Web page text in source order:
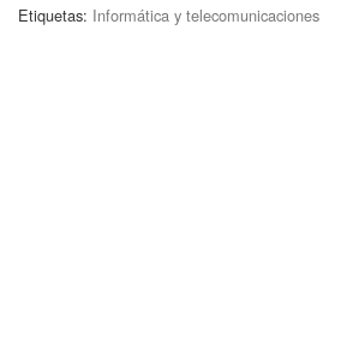
Etiquetas: Informática y telecomunicaciones